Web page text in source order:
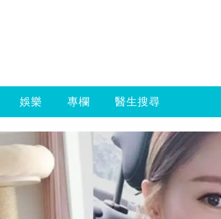
娛樂 專欄 醫生搜尋